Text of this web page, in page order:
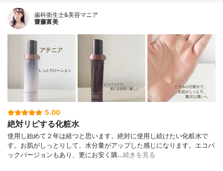
歯科衛生士&美容マニア
齋藤富美
5.00
絶対リピする化粧水
使用し始めて２年は経つと思います。絶対に使用し続けたい化粧水で
す。お肌がしっとりして、水分量がアップした感じになります。エコパ
ックバージョンもあり、更にお安く購…続きを見る